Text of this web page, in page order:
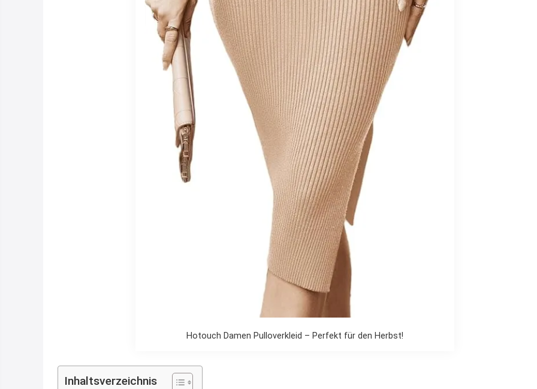
Hotouch Damen Pulloverkleid – Perfekt für den Herbst!
Inhaltsverzeichnis